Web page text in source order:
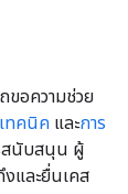
ขอความช่วย
เทคนิค และการ
สนับสนุน ผู้
งและยื่นเคส